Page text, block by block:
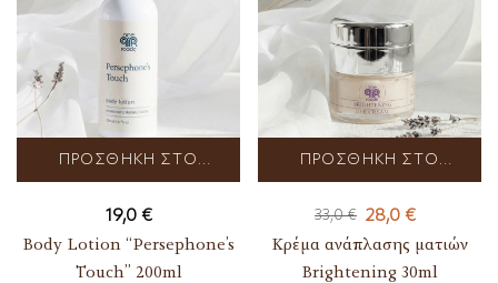
ΠΡΟΣΘΉΚΗ ΣΤΟ
19,0 €
Body Lotion “Persephone’s
Touch” 200ml
ΠΡΟΣΘΉΚΗ ΣΤΟ
33,0€ 28,0 €
Κρέμα ανάπλασης ματιών
Brightening 30ml